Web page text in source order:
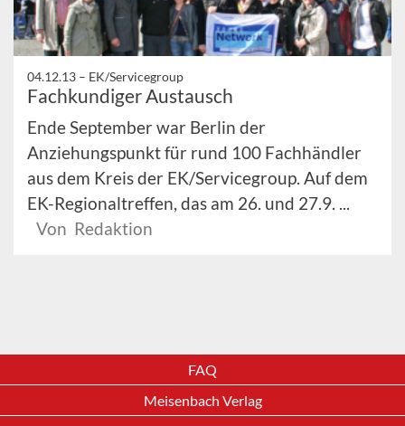
04.12.13 – EK/Servicegroup
Fachkundiger Austausch
Ende September war Berlin der
Anziehungspunkt für rund 100 Fachhändler
aus dem Kreis der EK/Servicegroup. Auf dem
EK-Regionaltreffen, das am 26. und 27.9. ...
Von Redaktion
FAQ
Meisenbach Verlag